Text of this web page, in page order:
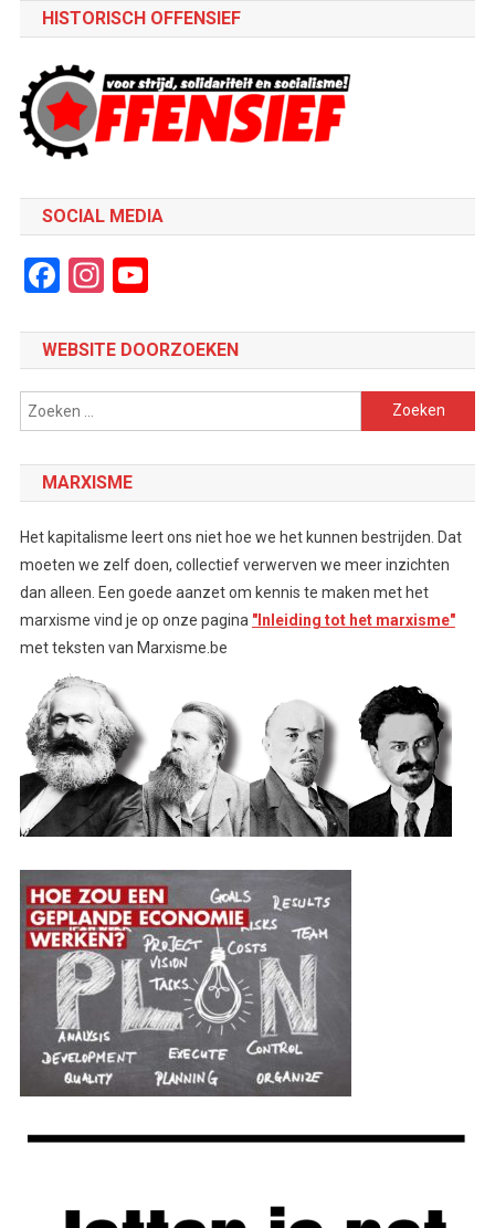
HISTORISCH OFFENSIEF
SOCIAL MEDIA
Facebook
Instagram
YouTube
WEBSITE DOORZOEKEN
Zoeken
naar:
MARXISME
Het kapitalisme leert ons niet hoe we het kunnen bestrijden. Dat
moeten we zelf doen, collectief verwerven we meer inzichten
dan alleen. Een goede aanzet om kennis te maken met het
marxisme vind je op onze pagina "Inleiding tot het marxisme"
met teksten van Marxisme.be